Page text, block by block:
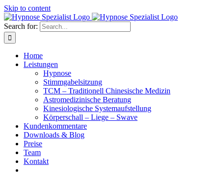
Skip to content
Search for:
Home
Leistungen
Hypnose
Stimmgabelsitzung
TCM – Traditionell Chinesische Medizin
Astromedizinische Beratung
Kinesiologische Systemaufstellung
Körperschall – Liege – Swave
Kundenkommentare
Downloads & Blog
Preise
Team
Kontakt